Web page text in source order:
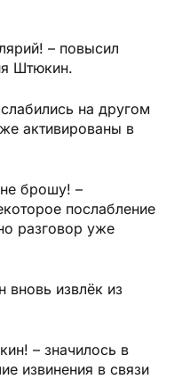
– повысил
Штюкин.
на другом
активированы в
брошу! –
послабление
раз­говор уже
извлёк из
– значилось в
извинения в связи